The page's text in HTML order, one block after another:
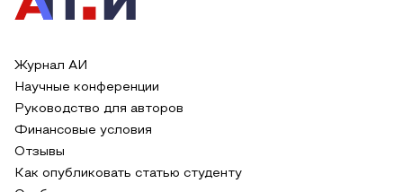
Журнал АИ
Научные конференции
Руководство для авторов
Финансовые условия
Отзывы
Как опубликовать статью студенту